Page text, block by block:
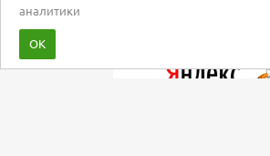
аналитики
ОК